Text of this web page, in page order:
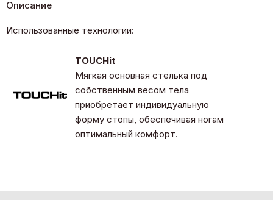
Описание
Использованные технологии:
TOUCHit
Мягкая основная стелька под
собственным весом тела
приобретает индивидуальную
форму стопы, обеспечивая ногам
оптимальный комфорт.